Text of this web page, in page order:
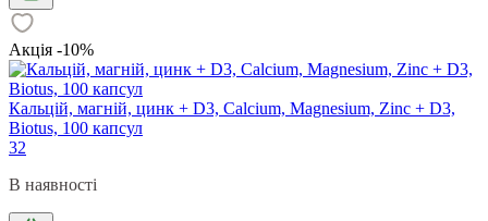
Акція -10%
Кальцій, магній, цинк + D3, Calcium, Magnesium, Zinc + D3,
Biotus, 100 капсул
32
В наявності